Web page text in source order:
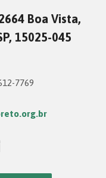
Boa Vista,
15025-045
7769